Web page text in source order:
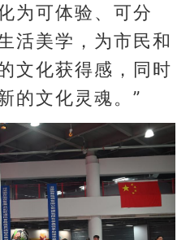
为可体验、可分
活美学，为市民和
文化获得感，同时
的文化灵魂。”